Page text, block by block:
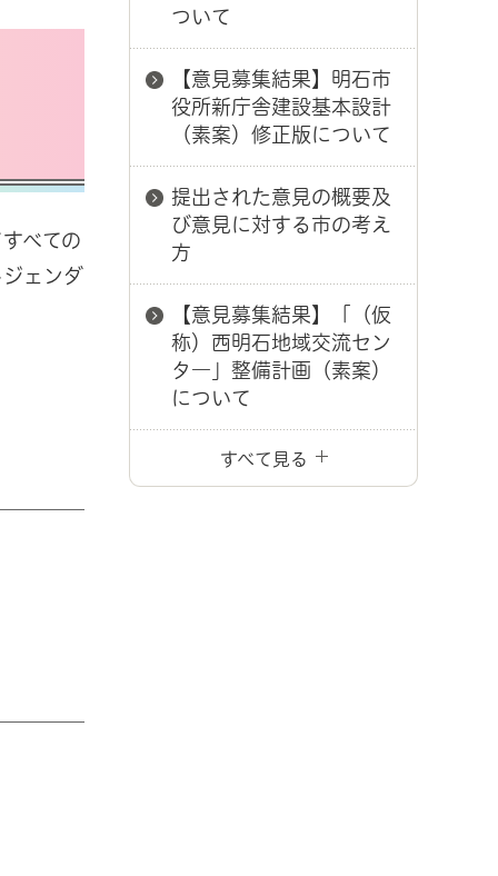
べての
ェンダ
ついて
【意見募集結果】明石市
役所新庁舎建設基本設計
（素案）修正版について
提出された意見の概要及
び意見に対する市の考え
方
【意見募集結果】「（仮
称）西明石地域交流セン
タ―」整備計画（素案）
について
すべて見る